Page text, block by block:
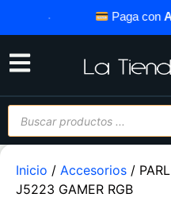
Paga con
Inicio / Accesorios /
J5223 GAMER RGB